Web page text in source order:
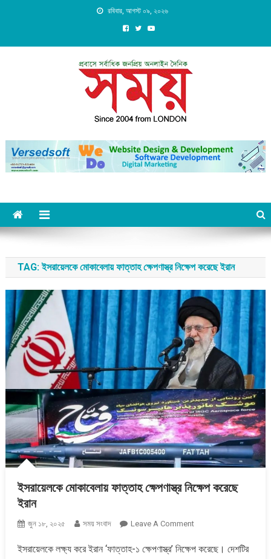
রবিবার, আগস্ট ০৯, ২০২৬
Daily Shomoy, Since 2004
from LONDON
TAG:ইসরায়েলকে মোকাবেলায় ফাত্তাহ ক্ষেপণাস্ত্র নিক্ষেপ করেছে ইরান
ইসরায়েলকে মোকাবেলায় ফাত্তাহ ক্ষেপণাস্ত্র নিক্ষেপ করেছে
ইরান
জুন ১৮, ২০২৫ সময় সংবাদ Leave A CommentOn
মোকাবেলায়
ইসরায়েলকে লক্ষ্য করে ইরান ‘ফাত্তাহ-১ ক্ষেপণাস্ত্র’ নিক্ষেপ করেছে। দেশটির